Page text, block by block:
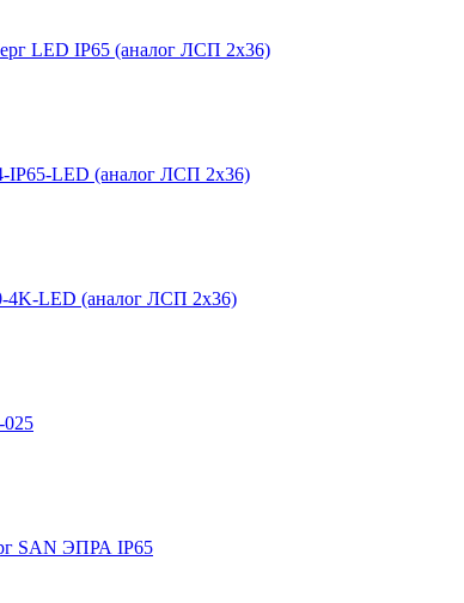
LED IP65 (аналог ЛСП 2х36)
LED (аналог ЛСП 2х36)
LED (аналог ЛСП 2х36)
SAN ЭПРА IP65